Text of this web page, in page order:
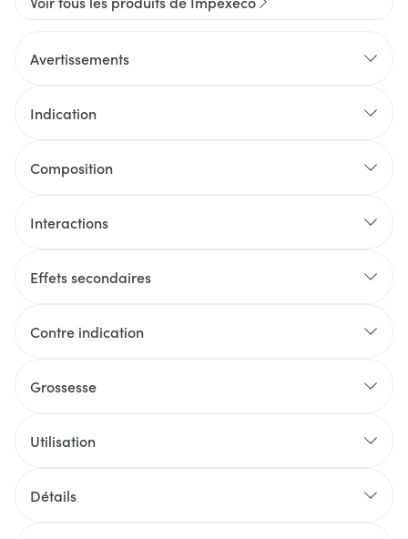
Avertissements
Indication
Composition
Interactions
Effets secondaires
Contre indication
Grossesse
Utilisation
Détails